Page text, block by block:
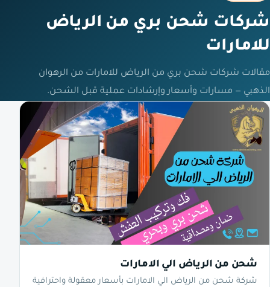
شركات شحن بري من الرياض
للامارات
مقالات شركات شحن بري من الرياض للامارات من الرهوان
الذهبي — مسارات وأسعار وإرشادات عملية قبل الشحن.
شحن من الرياض الي الامارات
شركة شحن من الرياض الي الامارات بأسعار معقولة واحترافية